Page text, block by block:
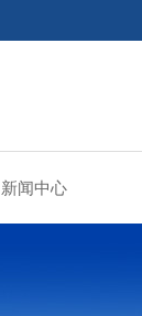
新闻中心